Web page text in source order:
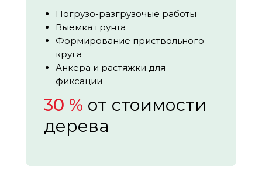
30 % от стоимости
дерева
Погрузо-разгрузочые работы
Выемка грунта
Формирование приствольного
круга
Анкера и растяжки для
фиксации